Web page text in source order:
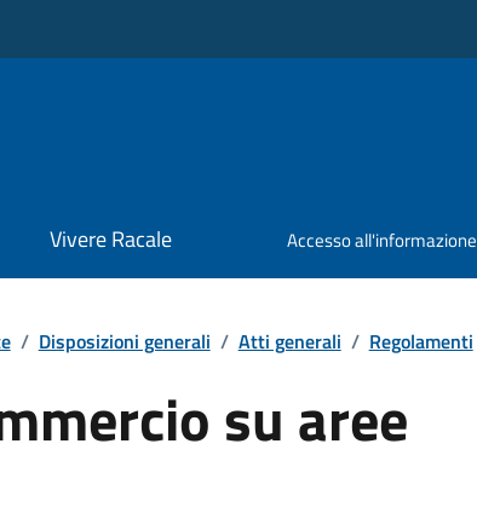
Vivere Racale Accesso all'informazione
/ Disposizioni generali / Atti generali / Regolamenti
su aree